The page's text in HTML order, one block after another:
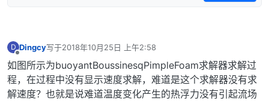
D
离线
Dingcy写于2018年10月25日 上午2:58
最后由 编辑
如图所示为buoyantBoussinesqPimpleFoam求解器求解过
程，在过程中没有显示速度求解，难道是这个求解器没有求
解速度？也就是说难道温度变化产生的热浮力没有引起流场